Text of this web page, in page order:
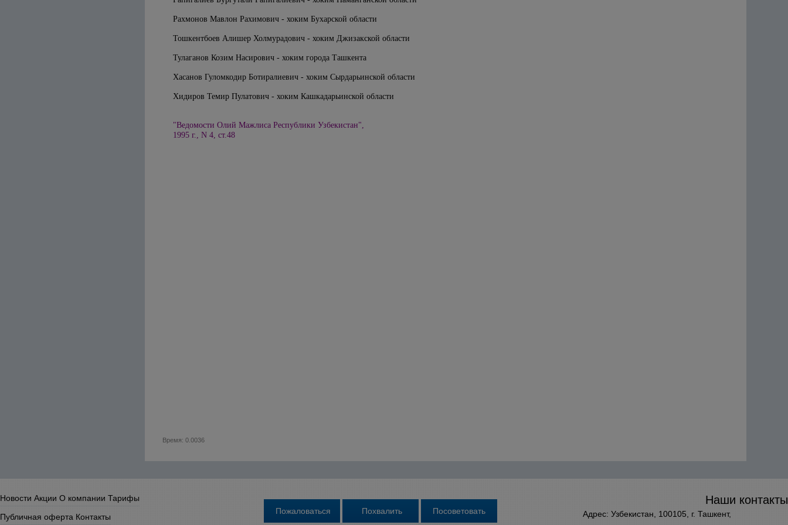
Рахмонов Мавлон Рахимович - хоким Бухарской области
Тошкентбоев Алишер Холмурадович - хоким Джизакской области
Тулаганов Козим Насирович - хоким города Ташкента
Хасанов Гуломкодир Ботиралиевич - хоким Сырдарьинской области
Хидиров Темир Пулатович - хоким Кашкадарьинской области
"Ведомости Олий Мажлиса Республики Узбекистан",
1995 г., N 4, ст.48
Время: 0.0036
Новости Акции О компании Тарифы
Публичная оферта Контакты
Наши контакты
Адрес: Узбекистан, 100105, г. Ташкент,